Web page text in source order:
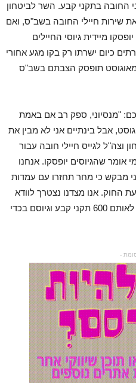
בתקני קבע. השר לביטחון
שירות חיילי החובה בשב"ס, ואם
מיידית גיוסי החיילים
כיום ישרתו רק בקו מגע אחורי
תופסק הצבתם בשב"ס
"מנסיוני, ספק רב אם באמת
אבל בינתיים אני לא מבין את
וצה"ל לגייס חיילי חובה עבור
שהגיוסים יופסקו. אנחנו
מבקש כי מחר תחזרו עם עמדות
החוק. אנו מצדנו נצטרך לוודא
כי אכן בתקציב המדינה ניתן מענה לאותם 600 תקני קבע וגיוסם בכדי
-